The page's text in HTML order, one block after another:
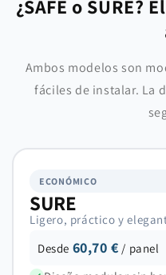
¿SAFE o SURE?
Ambos modelos son
fáciles de instalar. La
ECONÓMICO
SURE
Ligero, práctico y
Desde 60,70 € / panel